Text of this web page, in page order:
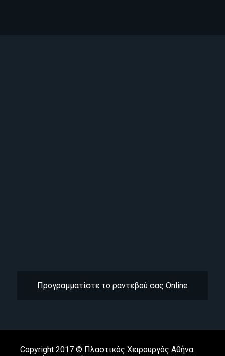
Προγραμματίστε το ραντεβού σας Online
Copyright 2017 © Πλαστικός Χειρουργός Αθήνα